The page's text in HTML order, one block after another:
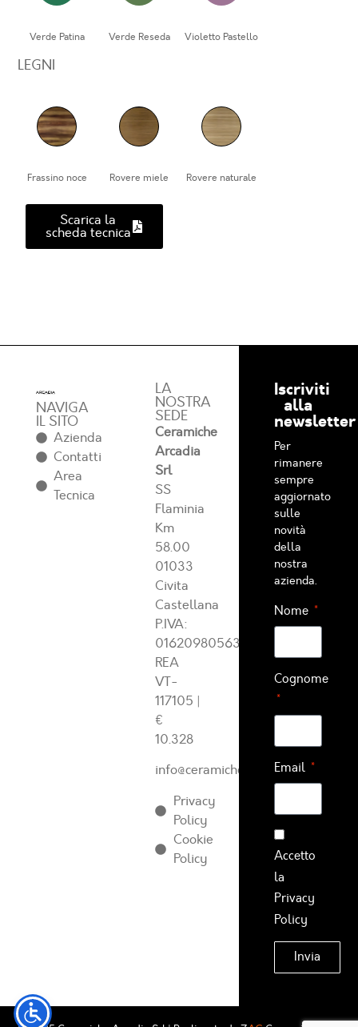
Verde Patina Verde Reseda Violetto Pastello
LEGNI
Frassino noce Rovere miele Rovere naturale
Scarica la
scheda tecnica
NAVIGA
IL SITO
Azienda
Contatti
Area
Tecnica
LA
NOSTRA
SEDE
Ceramiche
Arcadia
Srl
SS
Flaminia
Km
58.00
01033
Civita
Castellana
P.IVA:
01620980563
REA
VT-
117105 |
€
10.328
info@ceramichearcadia.com
Privacy
Policy
Cookie
Policy
Iscriviti
alla
newsletter
Per
rimanere
sempre
aggiornato
sulle
novità
della
nostra
azienda.
Nome
Cognome
Email
Accetto
la
Privacy
Policy
Invia